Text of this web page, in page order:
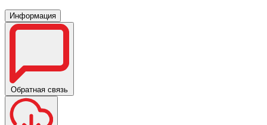
Информация
Обратная связь